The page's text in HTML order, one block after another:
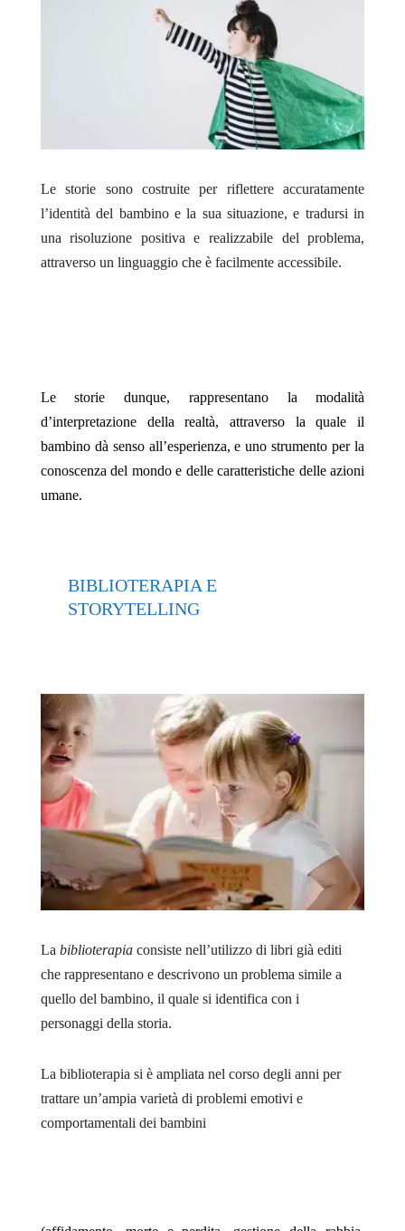
Le storie sono costruite per riflettere accuratamente
l’identità del bambino e la sua situazione, e tradursi in
una risoluzione positiva e realizzabile del problema,
attraverso un linguaggio che è facilmente accessibile.
Le storie dunque, rappresentano la modalità
d’interpretazione della realtà, attraverso la quale il
bambino dà senso all’esperienza, e uno strumento per la
conoscenza del mondo e delle caratteristiche delle azioni
umane.
BIBLIOTERAPIA E
STORYTELLING
La biblioterapiaconsiste nell’utilizzo di libri già editi
che rappresentano e descrivono un problema simile a
quello del bambino, il quale si identifica con i
personaggi della storia.
La biblioterapia si è ampliata nel corso degli anni per
trattare un’ampia varietà di problemi emotivi e
comportamentali dei bambini